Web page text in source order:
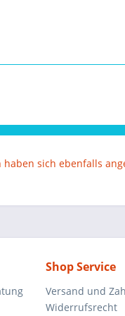
haben sich ebenfalls
Shop Service
Versand und
Widerrufsrecht